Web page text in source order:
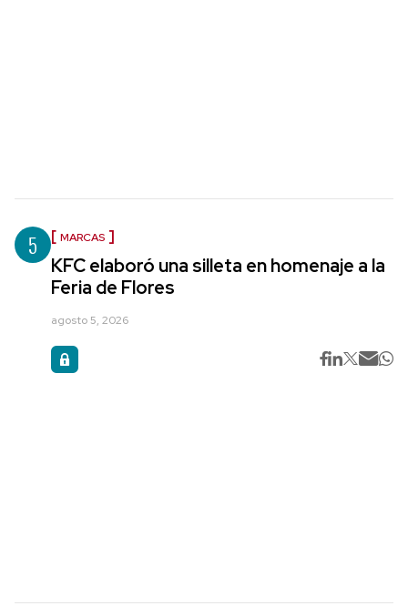
5 MARCAS
KFC elaboró una silleta en homenaje a la
Feria de Flores
agosto 5, 2026